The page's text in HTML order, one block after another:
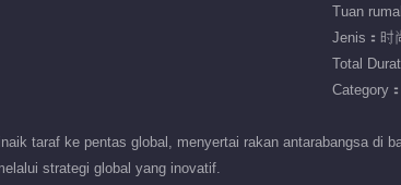
Tuan
Jenis：时
Total
Category
taraf ke pentas global, menyertai rakan antarabangsa
strategi global yang inovatif.